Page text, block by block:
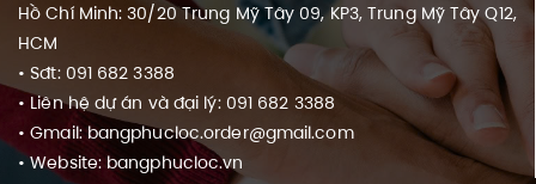
Hồ Chí Minh: 30/20 Trung Mỹ Tây 09, KP3, Trung Mỹ Tây Q12,
HCM
• Sđt: 091 682 3388
• Liên hệ dự án và đại lý: 091 682 3388
• Gmail: bangphucloc.order@gmail.com
• Website: bangphucloc.vn